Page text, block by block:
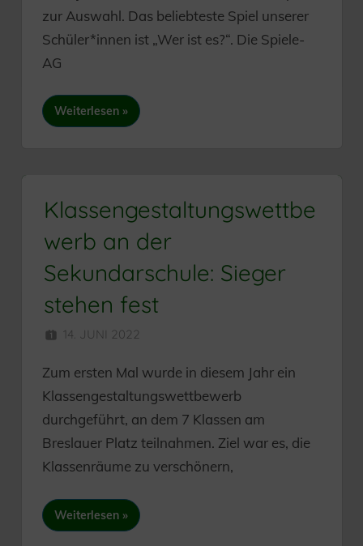
zur Auswahl. Das beliebteste Spiel unserer
Schüler*innen ist „Wer ist es?“. Die Spiele-
AG
Weiterlesen
Klassengestaltungswettbe
werb an der
Sekundarschule: Sieger
stehen fest
14. JUNI 2022
Zum ersten Mal wurde in diesem Jahr ein
Klassengestaltungswettbewerb
durchgeführt, an dem 7 Klassen am
Breslauer Platz teilnahmen. Ziel war es, die
Klassenräume zu verschönern,
Weiterlesen